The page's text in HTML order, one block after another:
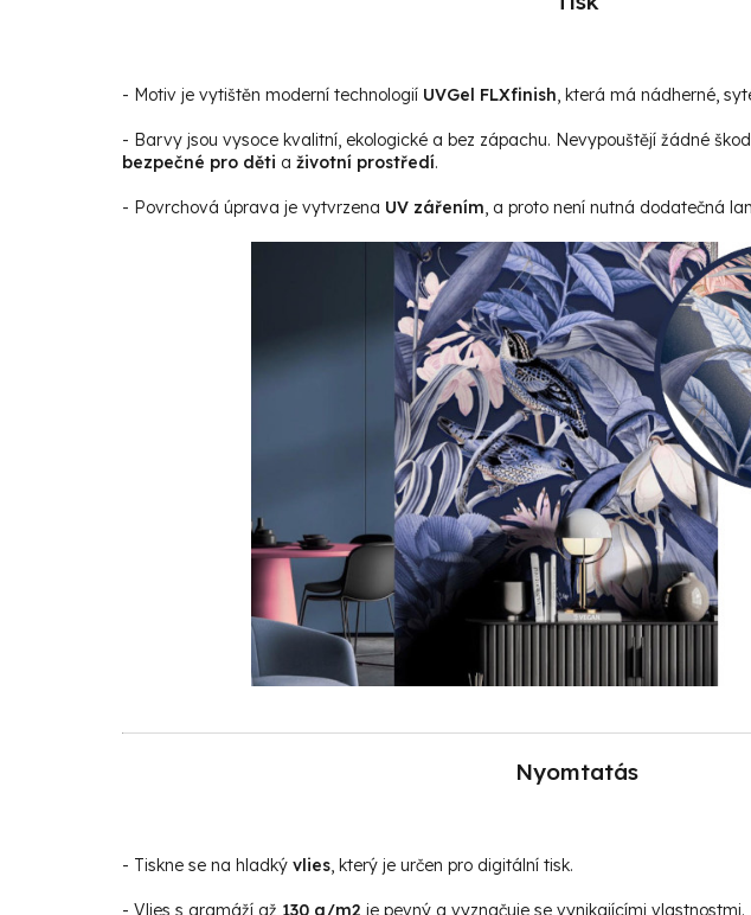
- Motiv je vytištěn moderní technologií UVGel FLXfinish, která má nádherné,
- Barvy jsou vysoce kvalitní, ekologické a bez zápachu. Nevypouštějí žádné
bezpečné pro děti a životní prostředí.
- Povrchová úprava je vytvrzena UV zářením, a proto není nutná dodatečná
Nyomtatás
- Tiskne se na hladký vlies, který je určen pro digitální tisk.
- Vlies s gramáží až 130 g/m2 je pevný a vyznačuje se vynikajícími vlastnostmi.